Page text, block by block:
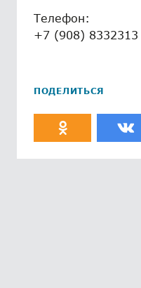
Телефон:
+7 (908) 8332313
ПОДЕЛИТЬСЯ